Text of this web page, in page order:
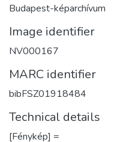
Budapest-képarchívum
Image identifier
NV000167
MARC identifier
bibFSZ01918484
Technical details
[Fénykép] =